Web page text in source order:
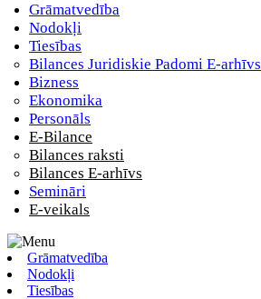
Grāmatvedība
Nodokļi
Tiesības
Bilances Juridiskie Padomi E-arhīvs
Bizness
Ekonomika
Personāls
E-Bilance
Bilances raksti
Bilances E-arhīvs
Semināri
E-veikals
Grāmatvedība
Nodokļi
Tiesības